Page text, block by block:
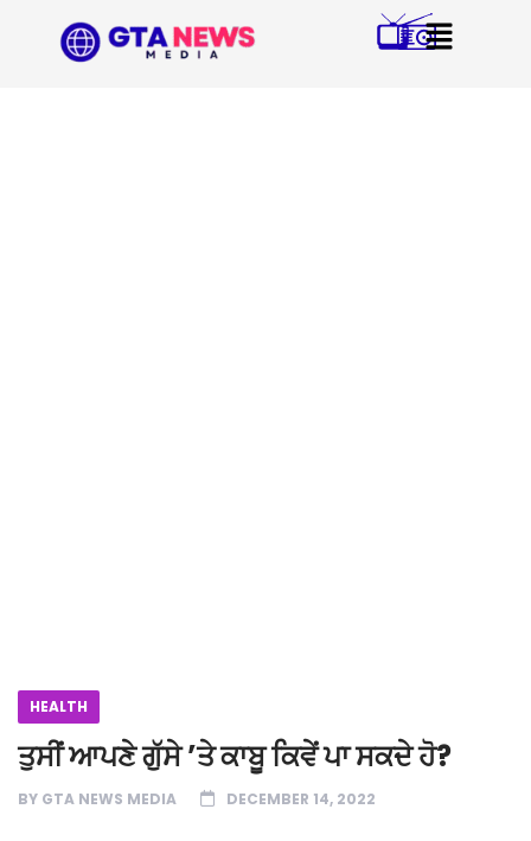
HEALTH
ਤੁਸੀਂ ਆਪਣੇ ਗੁੱਸੇ ʼਤੇ ਕਾਬੂ ਕਿਵੇਂ ਪਾ ਸਕਦੇ ਹੋ?
BY GTA NEWS MEDIA DECEMBER 14, 2022